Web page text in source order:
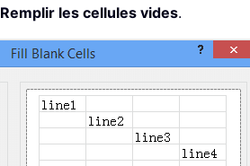
Remplir les cellules vides.